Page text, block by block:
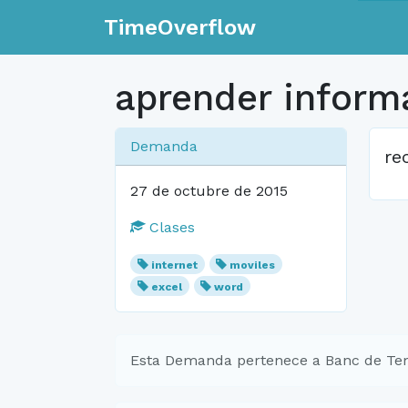
TimeOverflow
aprender
Demanda
27 de octubre de 2015
Clases
internet
moviles
excel
word
Esta Demanda pertenece a Banc de